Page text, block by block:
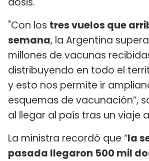
"Con los tres vuelos que
semana, la Argentina
millones de vacunas
distribuyendo en todo el
y esto nos permite ir
esquemas de vacunación”,
al llegar al país tras un viaje
La ministra recordó que “la
pasada llegaron 500 mil